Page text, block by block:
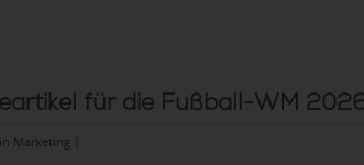
für die Fußball-WM
Marketing